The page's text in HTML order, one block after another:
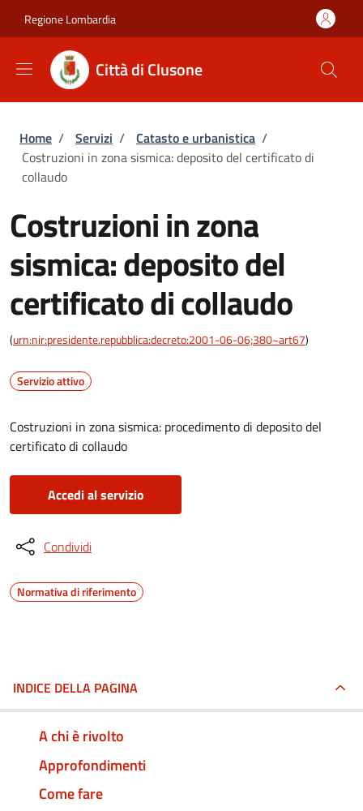
Regione Lombardia
Città di Clusone
Briciole di pane
Home / Servizi / Catasto e urbanistica /
Costruzioni in zona sismica: deposito del certificato di
collaudo
Costruzioni in zona
sismica: deposito del
certificato di collaudo
(urn:nir:presidente.repubblica:decreto:2001-06-06;380~art67)
Servizio attivo
Costruzioni in zona sismica: procedimento di deposito del
certificato di collaudo
Accedi al servizio
Condividi
Normativa di riferimento
INDICE DELLA PAGINA
A chi è rivolto
Approfondimenti
Come fare